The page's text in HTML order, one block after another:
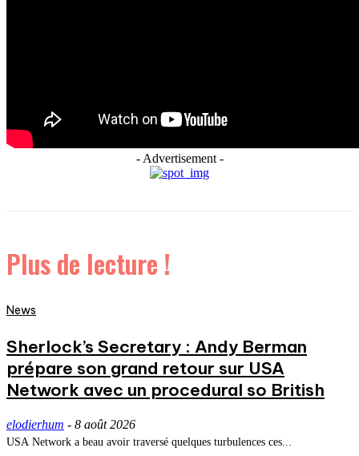
- Advertisement -
Plus de lecture !
News
Sherlock’s Secretary : Andy Berman
prépare son grand retour sur USA
Network avec un procedural so British
elodierhum - 8 août 2026
USA Network a beau avoir traversé quelques turbulences ces...